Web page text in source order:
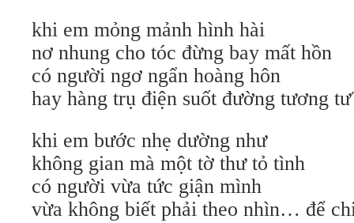
khi em mỏng mảnh hình hài
nơ nhung cho tóc đừng bay mất hồn
có người ngơ ngẩn hoàng hôn
hay hàng trụ điện suốt đường tương
khi em bước nhẹ dường như
không gian mà một tờ thư tỏ tình
có người vừa tức giận mình
vừa không biết phải theo nhìn… để